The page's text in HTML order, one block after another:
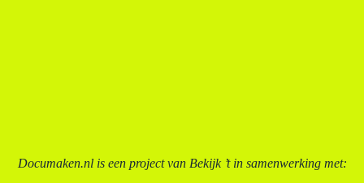
Documaken.nl is een project van Bekijk ’t in samenwerking met: